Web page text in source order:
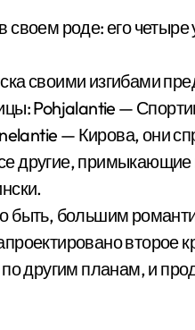
своем роде: его
своими изгибами
Pohjalantie —
— Кирова, они
другие, примыкающие
большим
второе
другим планам, и